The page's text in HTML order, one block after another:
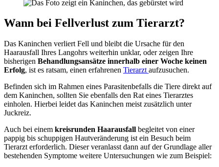
Wann bei Fellverlust zum Tierarzt?
Das Kaninchen verliert Fell und bleibt die Ursache für den
Haarausfall Ihres Langohrs weiterhin unklar, oder zeigen Ihre
bisherigen Behandlungsansätze innerhalb einer Woche keinen
Erfolg, ist es ratsam, einen erfahrenen Tierarzt aufzusuchen.
Befinden sich im Rahmen eines Parasitenbefalls die Tiere direkt auf
dem Kaninchen, sollten Sie ebenfalls den Rat eines Tierarztes
einholen. Hierbei leidet das Kaninchen meist zusätzlich unter
Juckreiz.
Auch bei einem kreisrunden Haarausfall begleitet von einer
pappig bis schuppigen Hautveränderung ist ein Besuch beim
Tierarzt erforderlich. Dieser veranlasst dann auf der Grundlage aller
bestehenden Symptome weitere Untersuchungen wie zum Beispiel: